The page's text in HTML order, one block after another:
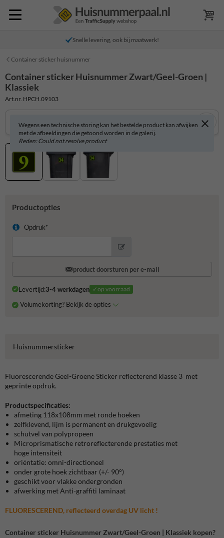
Snelle levering, ook bij maatwerk!
Container sticker huisnummer
Container sticker Huisnummer Zwart/Geel-Groen |
Klassiek
Art.nr. HPCH.09103
Wegens een technische storing kan het bestelde product kan afwijken
met de afbeeldingen die getoond worden in de galerij.
Reden: Could not resolve product
Productopties
Opdruk*
product doorsturen per e-mail
Levertijd:3-4 werkdagen ✓op voorraad
Volumekorting? Bekijk de opties
Huisnummersticker
Fluorescerende Geel-Groene Sticker reflecterend klasse 3 met
geprinte opdruk.
Productspecificaties:
afmeting 118x108mm met ronde hoeken
zelfklevend, lijm is permanent en drukgevoelig
schutvel van polypropeen
Microprismatische retroreflecterende prestaties met
hoge intensiteit
oriëntatie: omni-directioneel
onder grote hoek zichtbaar (+/- 90°)
geschikt voor vlakke ondergronden
afwerking met Anti-graffiti laminaat
FLUORESCEREND, reflecteerd overdag UV licht !
Container sticker Huisnummer Zwart/Geel-Groen | Klassiek kopen?